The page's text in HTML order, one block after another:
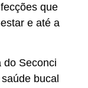
que
e até a
do Seconci
bucal